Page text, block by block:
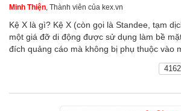
Minh Thiện, Thành viên của kex.vn
Kệ X là gì? Kệ X (còn gọi là Standee, tạm
một giá đỡ di động được sử dụng làm bề
đích quảng cáo mà không bị phụ thuộc vào